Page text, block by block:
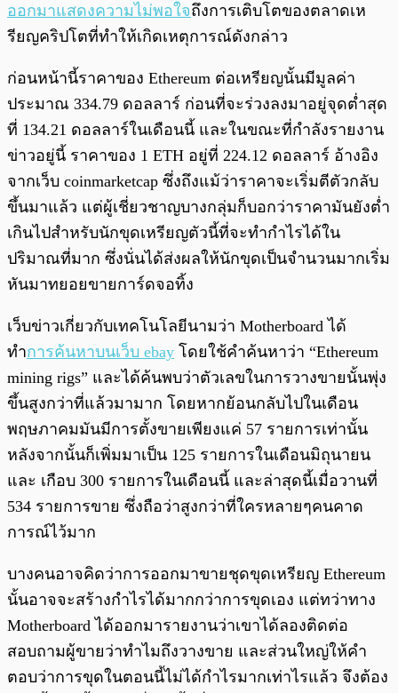
ออกมาแสดงความไม่พอใจถึงการเติบโตของตลาดเห
รียญคริปโตที่ทำให้เกิดเหตุการณ์ดังกล่าว
ก่อนหน้านี้ราคาของ Ethereum ต่อเหรียญนั้นมีมูลค่า
ประมาณ 334.79 ดอลลาร์ ก่อนที่จะร่วงลงมาอยู่จุดต่ำสุด
ที่ 134.21 ดอลลาร์ในเดือนนี้ และในขณะที่กำลังรายงาน
ข่าวอยู่นี้ ราคาของ 1 ETH อยู่ที่ 224.12 ดอลลาร์ อ้างอิง
จากเว็บ coinmarketcap ซึ่งถึงแม้ว่าราคาจะเริ่มตีตัวกลับ
ขึ้นมาแล้ว แต่ผู้เชี่ยวชาญบางกลุ่มก็บอกว่าราคามันยังต่ำ
เกินไปสำหรับนักขุดเหรียญตัวนี้ที่จะทำกำไรได้ใน
ปริมาณที่มาก ซึ่งนั่นได้ส่งผลให้นักขุดเป็นจำนวนมากเริ่ม
หันมาทยอยขายการ์ดจอทิ้ง
เว็บข่าวเกี่ยวกับเทคโนโลยีนามว่า Motherboard ได้
ทำการค้นหาบนเว็บ ebay โดยใช้คำค้นหาว่า “Ethereum
mining rigs” และได้ค้นพบว่าตัวเลขในการวางขายนั้นพุ่ง
ขึ้นสูงกว่าที่แล้วมามาก โดยหากย้อนกลับไปในเดือน
พฤษภาคมมันมีการตั้งขายเพียงแค่ 57 รายการเท่านั้น
หลังจากนั้นก็เพิ่มมาเป็น 125 รายการในเดือนมิถุนายน
และ เกือบ 300 รายการในเดือนนี้ และล่าสุดนี้เมื่อวานที่
534 รายการขาย ซึ่งถือว่าสูงกว่าที่ใครหลายๆคนคาด
การณ์ไว้มาก
บางคนอาจคิดว่าการออกมาขายชุดขุดเหรียญ Ethereum
นั้นอาจจะสร้างกำไรได้มากกว่าการขุดเอง แต่ทว่าทาง
Motherboard ได้ออกมารายงานว่าเขาได้ลองติดต่อ
สอบถามผู้ขายว่าทำไมถึงวางขาย และส่วนใหญ่ให้คำ
ตอบว่าการขุดในตอนนี้ไม่ได้กำไรมากเท่าไรแล้ว จึงต้อง